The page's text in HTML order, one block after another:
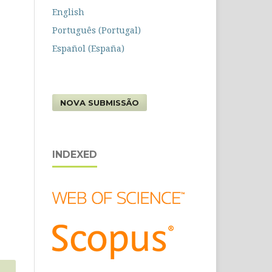
English
Português (Portugal)
Español (España)
NOVA SUBMISSÃO
INDEXED